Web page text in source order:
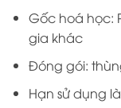
Gốc hoá học:
gia khác
Đóng gói:
Hạn sử dụng